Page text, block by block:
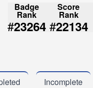
Badge
Rank
#23264
Score
Rank
#22134
Incomplete